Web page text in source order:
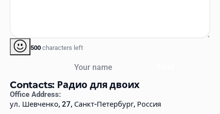
500 characters left
Contacts: Радио для двоих
Office Address:
ул. Шевченко, 27, Санкт-Петербург, Россия